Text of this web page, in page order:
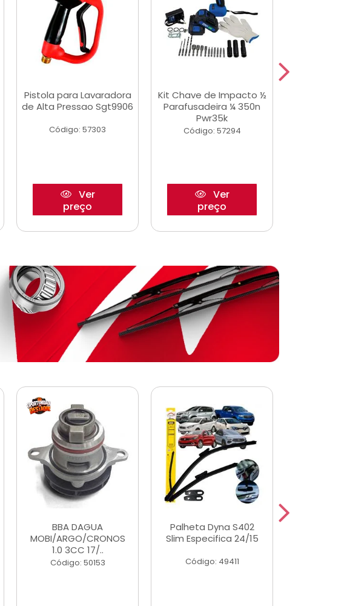
Pistola para Lavaradora
de Alta Pressao Sgt9906
Código: 57303
Ver
preço
Kit Chave de Impacto ½
Parafusadeira ¼ 350n
Pwr35k
Código: 57294
Ver
preço
BBA DAGUA
MOBI/ARGO/CRONOS
1.0 3CC 17/..
Código: 50153
Palheta Dyna S402
Slim Especifica 24/15
Código: 49411